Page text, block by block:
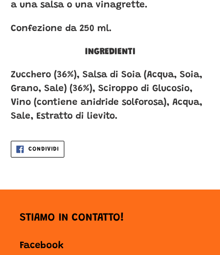
a una salsa o una vinagrette.
Confezione da 250 ml.
INGREDIENTI
Zucchero (36%), Salsa di Soia (Acqua, Soia,
Grano, Sale) (36%), Sciroppo di Glucosio,
Vino (contiene anidride solforosa), Acqua,
Sale, Estratto di lievito.
CONDIVIDICONDIVIDI
STIAMO IN CONTATTO!
Facebook